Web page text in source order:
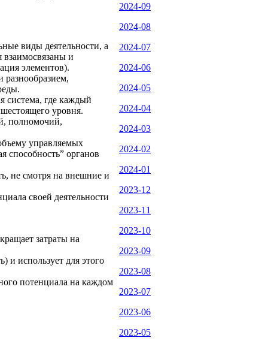
виды деятельности, а
и
элементов).
разнообразием,
система, где каждый
уровня.
полномочий,
управляемых
способность” органов
не смотря на внешние и
своей деятельности
затраты на
и использует для этого
потенциала на каждом
2024-09
2024-08
2024-07
2024-06
2024-05
2024-04
2024-03
2024-02
2024-01
2023-12
2023-11
2023-10
2023-09
2023-08
2023-07
2023-06
2023-05